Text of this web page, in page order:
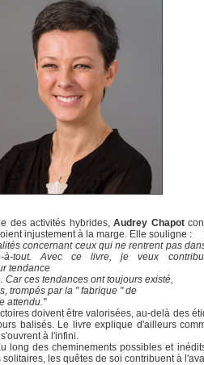
des activités hybrides, Audrey Chapot
injustement à la marge. Elle souligne :
concernant ceux qui ne rentrent pas
à-tout. Avec ce livre, je veux
tendance
ces tendances ont toujours existé,
trompés par la " fabrique " de
attendu."
doivent être valorisées, au-delà des
balisés. Le livre explique d'ailleurs
à l'infini.
long des cheminements possibles et
les quêtes de soi contribuent à